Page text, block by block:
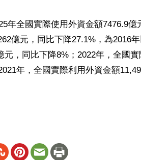
年全國實際使用外資金額7476.9億
億元，同比下降27.1%，為2016年
元，同比下降8%；2022年，全國
年，全國實際利用外資金額